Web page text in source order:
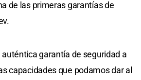
de las primeras garantías de
auténtica garantía de seguridad a
capacidades que podamos dar al